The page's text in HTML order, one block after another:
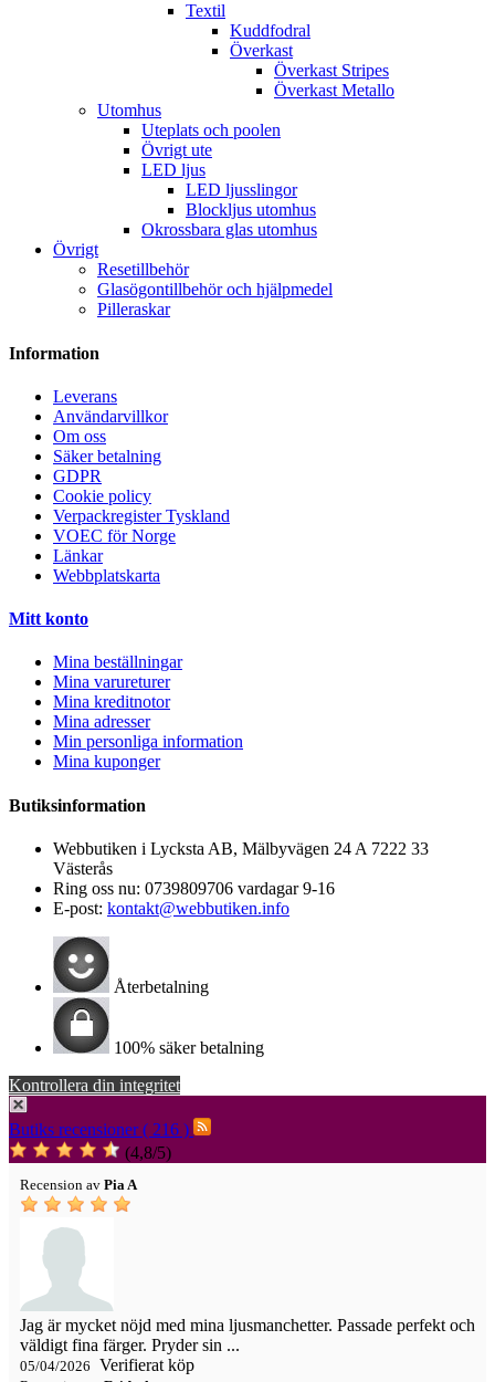
Textil
Kuddfodral
Överkast
Överkast Stripes
Överkast Metallo
Utomhus
Uteplats och poolen
Övrigt ute
LED ljus
LED ljusslingor
Blockljus utomhus
Okrossbara glas utomhus
Övrigt
Resetillbehör
Glasögontillbehör och hjälpmedel
Pilleraskar
Information
Leverans
Användarvillkor
Om oss
Säker betalning
GDPR
Cookie policy
Verpackregister Tyskland
VOEC för Norge
Länkar
Webbplatskarta
Mitt konto
Mina beställningar
Mina varureturer
Mina kreditnotor
Mina adresser
Min personliga information
Mina kuponger
Butiksinformation
Webbutiken i Lycksta AB, Mälbyvägen 24 A 7222 33
Västerås
Ring oss nu: 0739809706 vardagar 9-16
E-post: kontakt@webbutiken.info
Återbetalning
100% säker betalning
Kontrollera din integritet
Butiks recensioner ( 216 )
(4,8/5)
Recension av Pia A
Jag är mycket nöjd med mina ljusmanchetter. Passade perfekt och
väldigt fina färger. Pryder sin ...
05/04/2026 Verifierat köp